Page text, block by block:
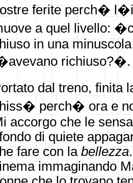
ferite perch�
a quel livello:
in una
richiuso?�.
dal treno, finita
perch� ora e
accorgo che le
di quiete
fare con la bellezza
immaginando